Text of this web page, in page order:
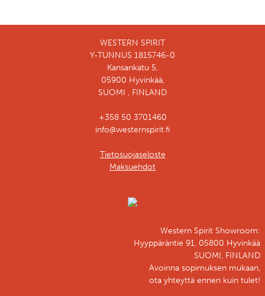
WESTERN SPIRIT
Y-TUNNUS 1815746-0
Kansankatu 5,
05900 Hyvinkää,
SUOMI , FINLAND
+358 50 3701460
info@westernspirit.fi
Tietosuojaseloste
Maksuehdot
Western Spirit Showroom:
Hyyppäräntie 91, 05800 Hyvinkää
SUOMI, FINLAND
Avoinna sopimuksen mukaan,
ota yhteyttä ennen kuin tulet!